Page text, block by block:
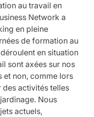
au travail en
Network a
en pleine
de formation au
en situation
sont axées sur nos
et non, comme lors
des activités telles
Nous
actuels,